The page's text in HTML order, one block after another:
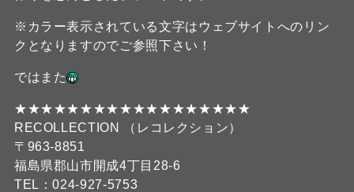
※カラー表示されている文字はウェブサイトへのリン
クとなりますのでご参照下さい！
ではまた
★★★★★★★★★★★★★★★★★★
RECOLLECTION （レコレクション）
〒963-8851
福島県郡山市開成4丁目28-6
TEL：024-927-5753